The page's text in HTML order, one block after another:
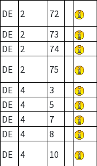
DE 2 72
DE
2 73
DE
2 74
DE
2 75
DE
4 3
DE
4 5
DE
4 7
DE
4 8
DE
4 10